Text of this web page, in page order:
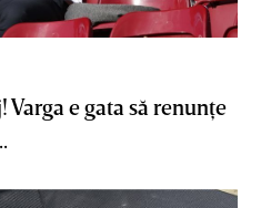
Varga e gata să renunţe